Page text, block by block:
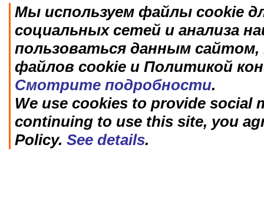
Мы используем файлы cookie
социальных сетей и анализа
пользоваться данным
файлов cookie и Политикой
Смотрите подробности.
We use cookies to provide social
continuing to use this site, you
Policy. See details.